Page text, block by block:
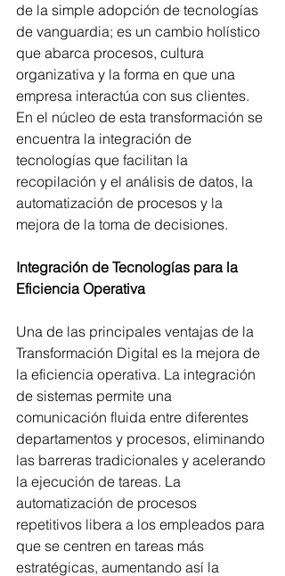
de la simple adopción de tecnologías
de vanguardia; es un cambio holístico
que abarca procesos, cultura
organizativa y la forma en que una
empresa interactúa con sus clientes.
En el núcleo de esta transformación se
encuentra la integración de
tecnologías que facilitan la
recopilación y el análisis de datos, la
automatización de procesos y la
mejora de la toma de decisiones.
Integración de Tecnologías para la
Eficiencia Operativa
Una de las principales ventajas de la
Transformación Digital es la mejora de
la eficiencia operativa. La integración
de sistemas permite una
comunicación fluida entre diferentes
departamentos y procesos, eliminando
las barreras tradicionales y acelerando
la ejecución de tareas. La
automatización de procesos
repetitivos libera a los empleados para
que se centren en tareas más
estratégicas, aumentando así la